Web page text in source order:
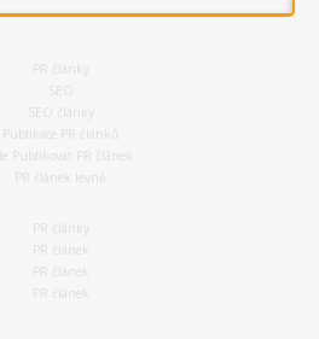
PR články
SEO
SEO články
Publikace PR článků
Publikovat PR článek
PR článek levně
PR články
PR článek
PR článek
PR článek